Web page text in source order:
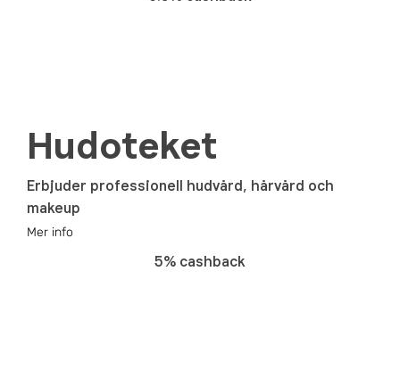
Hudoteket
Erbjuder professionell hudvård, hårvård och
makeup
Mer info
5% cashback